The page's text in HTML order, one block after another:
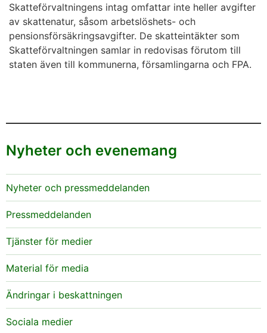
Skatteförvaltningens intag omfattar inte heller avgifter
av skattenatur, såsom arbetslöshets- och
pensionsförsäkringsavgifter. De skatteintäkter som
Skatteförvaltningen samlar in redovisas förutom till
staten även till kommunerna, församlingarna och FPA.
Nyheter och evenemang
Nyheter och pressmeddelanden
Pressmeddelanden
Tjänster för medier
Material för media
Ändringar i beskattningen
Sociala medier